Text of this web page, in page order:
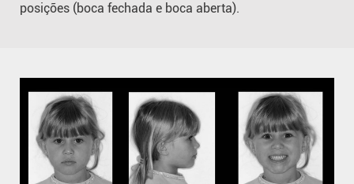
posições (boca fechada e boca aberta).